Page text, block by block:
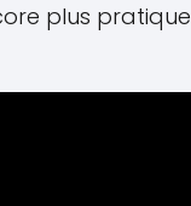
plus pratique